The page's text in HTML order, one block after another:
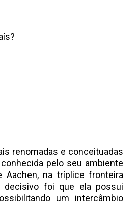
renomadas e conceituadas
pelo seu ambiente
Aachen, na tríplice fronteira
decisivo foi que ela possui
um intercâmbio